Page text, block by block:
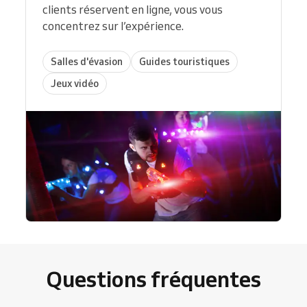
clients réservent en ligne, vous vous
concentrez sur l’expérience.
Salles d'évasion
Guides touristiques
Jeux vidéo
Questions fréquentes